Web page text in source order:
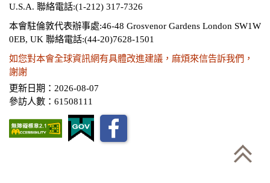
U.S.A. 聯絡電話:(1-212) 317-7326
本會駐倫敦代表辦事處:46-48 Grosvenor Gardens London SW1W
0EB, UK 聯絡電話:(44-20)7628-1501
如您對本會全球資訊網有具體改進建議，麻煩來信告訴我們，
謝謝
更新日期：2026-08-07
參訪人數：61508111